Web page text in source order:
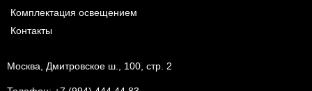
Комплектация освещением
Контакты
Москва, Дмитровское ш., 100, стр. 2